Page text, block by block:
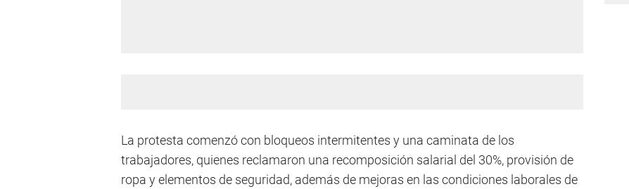
La protesta comenzó con bloqueos intermitentes y una caminata de los
trabajadores, quienes reclamaron una recomposición salarial del 30%, provisión de
ropa y elementos de seguridad, además de mejoras en las condiciones laborales de